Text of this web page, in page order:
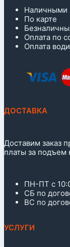
Наличными
По карте
Оплата по
Оплата
ДОСТАВКА
Доставим заказ
платы за подъем
ПН-ПТ с
СБ по
ВС по
УСЛУГИ